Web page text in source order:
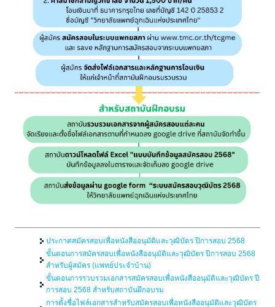
ประกาศสมัครสอบเพื่อหนังสืออนุมัติและวุฒิบัตร ปีการสอบ 2568
ขั้นตอนการสมัครสอบเพื่อหนังสืออนุมัติและวุฒิบัตร ปีการสอบ 2568
สำหรับผู้สมัคร (แพทย์ประจำบ้าน)
ขั้นตอนการรวบรวมเอกสารสมัครสอบเพื่อหนังสืออนุมัติและวุฒิบัตร ปี
การสอบ 2568 สำหรับสถาบันฝึกอบรม
การตั้งชื่อไฟล์เอกสารสำหรับสมัครสอบเพื่อหนังสืออนุมัติและวุฒิบัตร